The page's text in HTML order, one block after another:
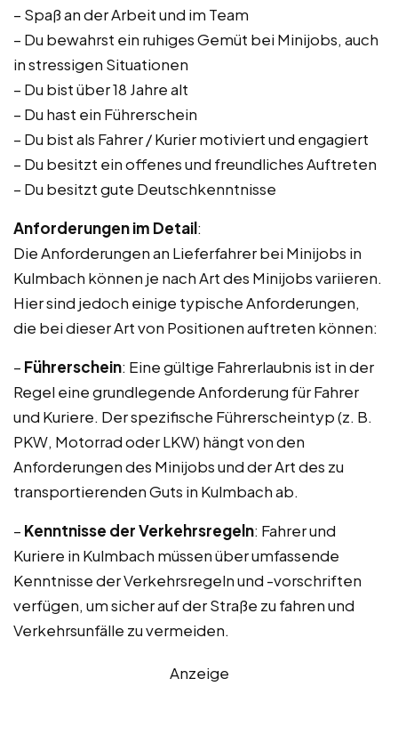
– Spaß an der Arbeit und im Team
– Du bewahrst ein ruhiges Gemüt bei Minijobs, auch
in stressigen Situationen
– Du bist über 18 Jahre alt
– Du hast ein Führerschein
– Du bist als Fahrer / Kurier motiviert und engagiert
– Du besitzt ein offenes und freundliches Auftreten
– Du besitzt gute Deutschkenntnisse
Anforderungen im Detail:
Die Anforderungen an Lieferfahrer bei Minijobs in
Kulmbach können je nach Art des Minijobs variieren.
Hier sind jedoch einige typische Anforderungen,
die bei dieser Art von Positionen auftreten können:
– Führerschein: Eine gültige Fahrerlaubnis ist in der
Regel eine grundlegende Anforderung für Fahrer
und Kuriere. Der spezifische Führerscheintyp (z. B.
PKW, Motorrad oder LKW) hängt von den
Anforderungen des Minijobs und der Art des zu
transportierenden Guts in Kulmbach ab.
– Kenntnisse der Verkehrsregeln: Fahrer und
Kuriere in Kulmbach müssen über umfassende
Kenntnisse der Verkehrsregeln und -vorschriften
verfügen, um sicher auf der Straße zu fahren und
Verkehrsunfälle zu vermeiden.
Anzeige